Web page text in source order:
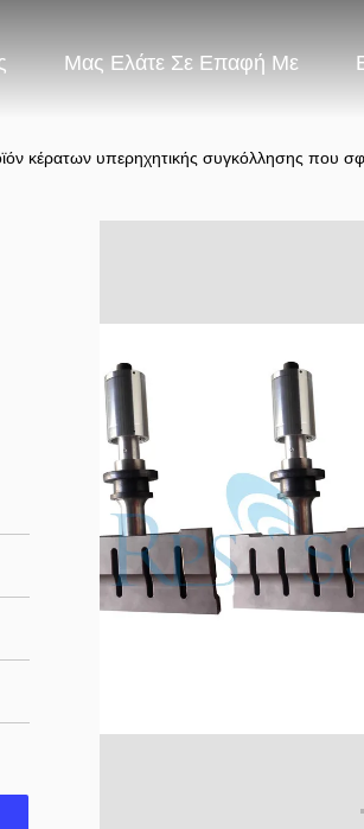
Μας Ελάτε Σε Επαφή Με
κέρατων υπερηχητικής συγκόλλησης που